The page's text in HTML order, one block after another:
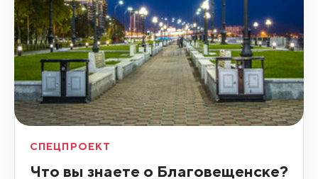
СПЕЦПРОЕКТ
Что вы знаете о Благовещенске?